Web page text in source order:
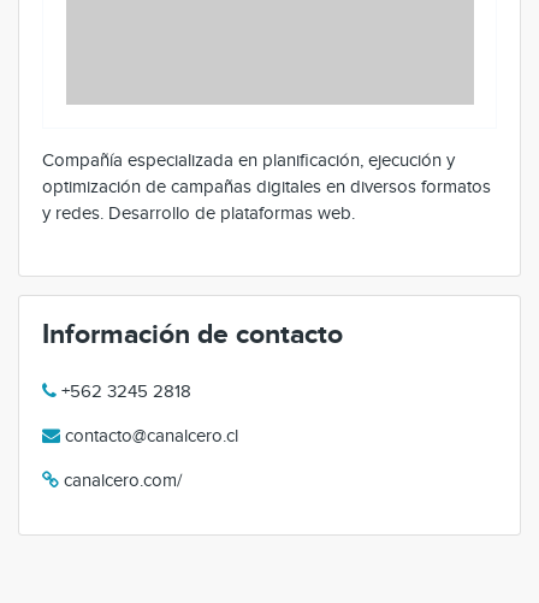
Compañía especializada en planificación, ejecución y
optimización de campañas digitales en diversos formatos
y redes. Desarrollo de plataformas web.
Información de contacto
+562 3245 2818
contacto@canalcero.cl
canalcero.com/